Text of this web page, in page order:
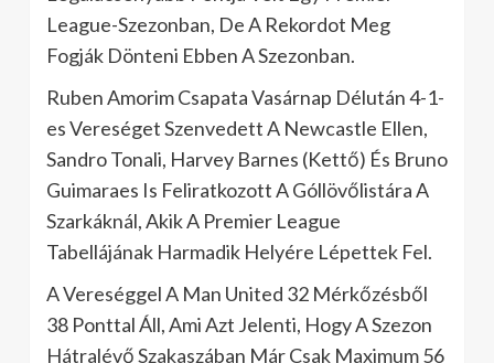
League-Szezonban, De A Rekordot Meg
Fogják Dönteni Ebben A Szezonban.
Ruben Amorim Csapata Vasárnap Délután 4-1-
es Vereséget Szenvedett A Newcastle Ellen,
Sandro Tonali, Harvey Barnes (Kettő) És Bruno
Guimaraes Is Feliratkozott A Góllövőlistára A
Szarkáknál, Akik A Premier League
Tabellájának Harmadik Helyére Lépettek Fel.
A Vereséggel A Man United 32 Mérkőzésből
38 Ponttal Áll, Ami Azt Jelenti, Hogy A Szezon
Hátralévő Szakaszában Már Csak Maximum 56